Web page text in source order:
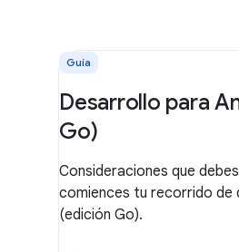
Guía
Desarrollo para
Go)
Consideraciones que
comiences tu recorrido de
(edición Go).